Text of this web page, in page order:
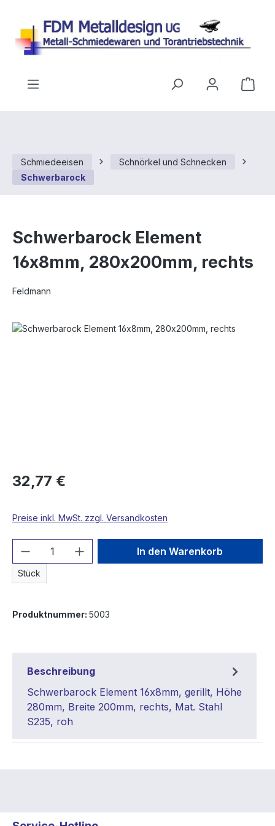
Schmiedeeisen
Schnörkel und Schnecken
Schwerbarock
Schwerbarock Element
16x8mm, 280x200mm, rechts
Feldmann
Bildergalerie überspringen
32,77 €
Preise inkl. MwSt. zzgl. Versandkosten
Produkt Anzahl: Gib den
Stück
In den Warenkorb
Produktnummer: 5003
Beschreibung
Schwerbarock Element 16x8mm, gerillt, Höhe
280mm, Breite 200mm, rechts, Mat. Stahl
S235, roh